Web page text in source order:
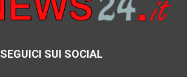
SEGUICI SUI SOCIAL